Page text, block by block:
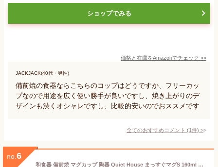
ショップでみる
価格と在庫をAmazonでチェック >>
JACKJACK(40代・男性)
備前焼の食器ならこちらのコップはどうですか、フリーカッ
プなので用途を広く使い勝手が良いですし、焼き上がりのデ
ザインも渋くオシャレですし、比較的安いのでおススメです
全てのおすすめコメント (1件) >
no. 6
和食器 備前焼 マグカップ 陶器 Quiet House まっすぐマグS 160ml 日本製 クワイエットハウス コップ カップ コーヒーカップ ティーカップ コーヒー 珈琲 国産 焼き物 作家 窯元 カフェ 岡山 雑貨 （z）